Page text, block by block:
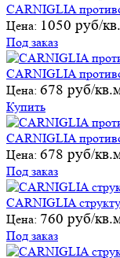
CARNIGLIA
Цена: 1050 руб/
Под заказ
CARNIGLIA
Цена: 678 руб/
Купить
CARNIGLIA
Цена: 678 руб/
Под заказ
CARNIGLIA
Цена: 760 руб/
Под заказ